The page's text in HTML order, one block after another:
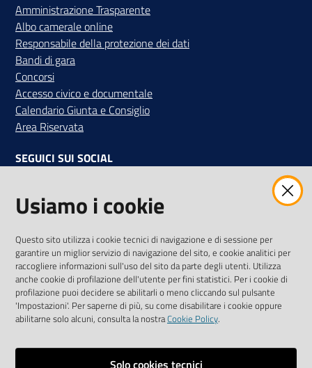
Amministrazione Trasparente
Albo camerale online
Responsabile della protezione dei dati
Bandi di gara
Concorsi
Accesso civico e documentale
Calendario Giunta e Consiglio
Area Riservata
SEGUICI SUI SOCIAL
Ricevi tutti gli aggiornamenti su eventi, nuove opportunità e
adempimenti normativi
Usiamo i cookie
Questo sito utilizza i cookie tecnici di navigazione e di sessione per
garantire un miglior servizio di navigazione del sito, e cookie analitici per
raccogliere informazioni sull'uso del sito da parte degli utenti. Utilizza
anche cookie di profilazione dell'utente per fini statistici. Per i cookie di
profilazione puoi decidere se abilitarli o meno cliccando sul pulsante
'Impostazioni'. Per saperne di più, su come disabilitare i cookie oppure
abilitarne solo alcuni, consulta la nostraCookie Policy.
Solo cookies tecnici